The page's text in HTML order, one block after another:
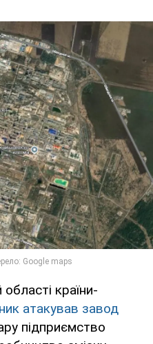
країни-
атакував завод
підприємство